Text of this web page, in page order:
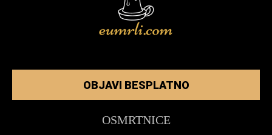
OBJAVI BESPLATNO
OSMRTNICE